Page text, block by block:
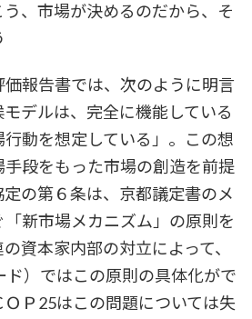
、市場が決めるのだから、そ
報告書では、次のように明言
デルは、完全に機能している
動を想定している」。この想
段をもった市場の創造を前提
の第６条は、京都議定書のメ
新市場メカニズム」の原則を
資本家内部の対立によって、
ド）ではこの原則の具体化がで
Ｐ25はこの問題については失